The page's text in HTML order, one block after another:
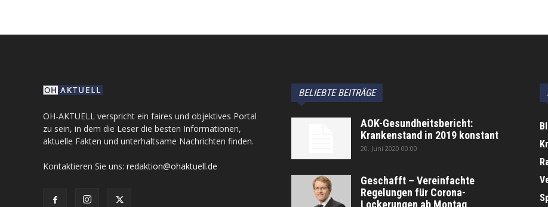
OH-AKTUELL verspricht ein faires und objektives Portal
zu sein, in dem die Leser die besten Informationen,
aktuelle Fakten und unterhaltsame Nachrichten finden.
Kontaktieren Sie uns: redaktion@ohaktuell.de
BELIEBTE BEITRÄGE
AOK-Gesundheitsbericht:
Krankenstand in 2019 konstant
20. Juni 2020 00:00
Geschafft – Vereinfachte
Regelungen für Corona-
Lockerungen ab Montag